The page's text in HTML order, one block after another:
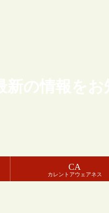
新の情報を
CA
カレントアウェアネス